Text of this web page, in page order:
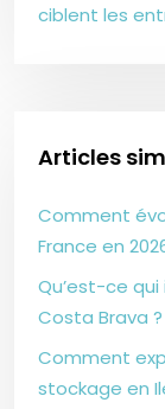
ciblent les
Articles
Comment
France en
Qu’est-ce qui
Costa Brava ?
Comment
stockage en